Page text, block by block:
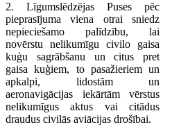
2. Līgumslēdzējas Puses pēc
pieprasījuma viena otrai sniedz
nepieciešamo palīdzību, lai
novērstu nelikumīgu civilo gaisa
kuģu sagrābšanu un citus pret
gaisa kuģiem, to pasažieriem un
apkalpi, lidostām un
aeronavigācijas iekārtām vērstus
nelikumīgus aktus vai citādus
draudus civilās aviācijas drošībai.